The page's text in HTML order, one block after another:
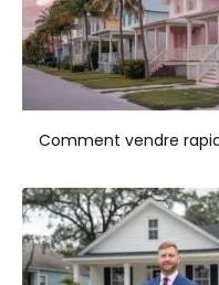
Comment vendre